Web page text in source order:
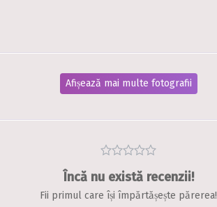
Afișează mai multe fotografii
Încă nu există recenzii!
Fii primul care își împărtășește părerea!